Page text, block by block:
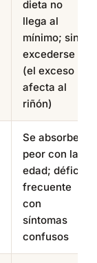
dieta no
llega al
mínimo; sin
excederse
(el exceso
afecta al
riñón)
Se absorbe
peor con la
edad; déficit
frecuente
con
síntomas
confusos